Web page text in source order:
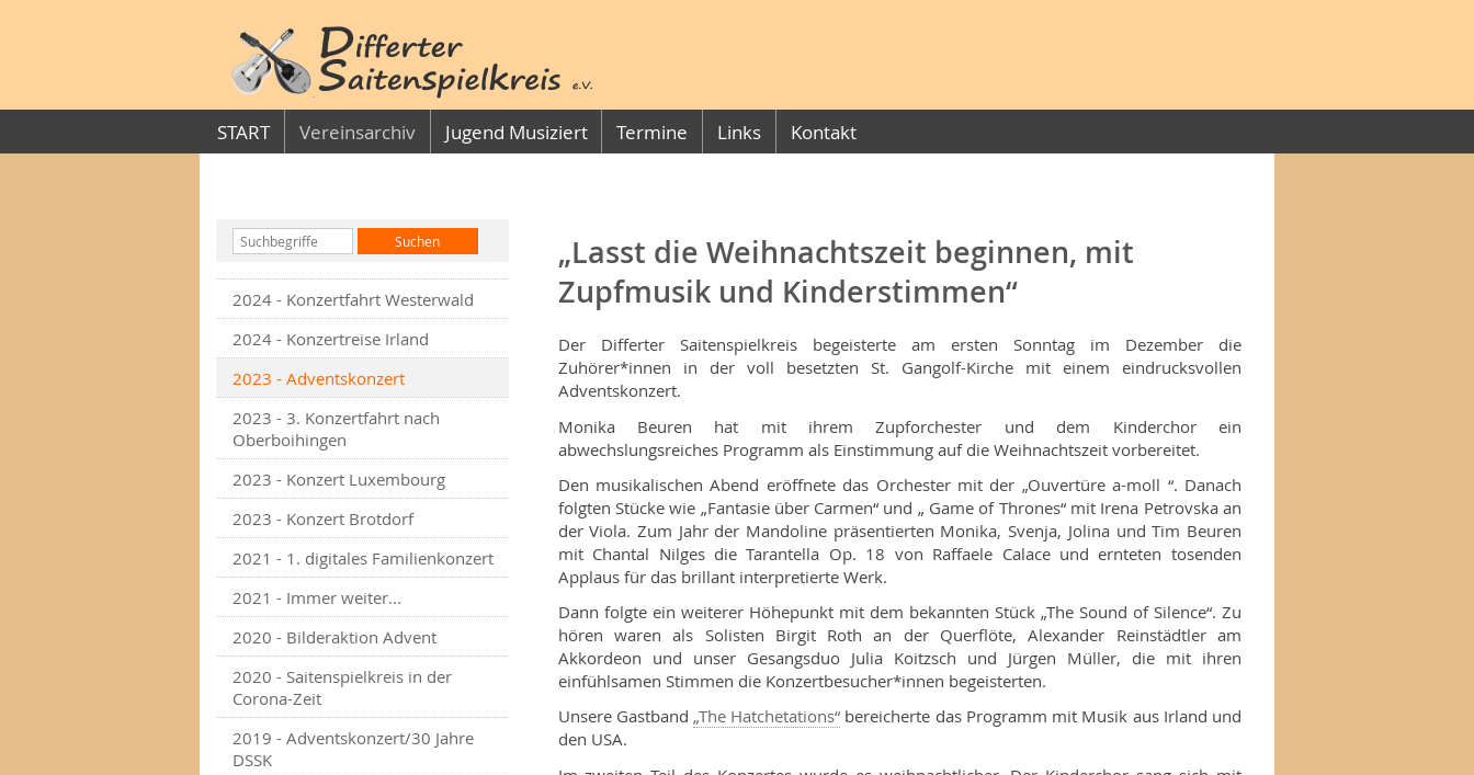
START Vereinsarchiv Jugend Musiziert Termine Links Kontakt
2024 - Konzertfahrt Westerwald
2024 - Konzertreise Irland
2023 - Adventskonzert
2023 - 3. Konzertfahrt nach
Oberboihingen
2023 - Konzert Luxembourg
2023 - Konzert Brotdorf
2021 - 1. digitales Familienkonzert
2021 - Immer weiter...
2020 - Bilderaktion Advent
2020 - Saitenspielkreis in der
Corona-Zeit
2019 - Adventskonzert/30 Jahre
DSSK
„Lasst die Weihnachtszeit beginnen, mit
Zupfmusik und Kinderstimmen“
Der Differter Saitenspielkreis begeisterte am ersten Sonntag im Dezember die
Zuhörer*innen in der voll besetzten St. Gangolf-Kirche mit einem eindrucksvollen
Adventskonzert.
Monika Beuren hat mit ihrem Zupforchester und dem Kinderchor ein
abwechslungsreiches Programm als Einstimmung auf die Weihnachtszeit vorbereitet.
Den musikalischen Abend eröffnete das Orchester mit der „Ouvertüre a-moll “. Danach
folgten Stücke wie „Fantasie über Carmen“ und „ Game of Thrones“ mit Irena Petrovska an
der Viola. Zum Jahr der Mandoline präsentierten Monika, Svenja, Jolina und Tim Beuren
mit Chantal Nilges die Tarantella Op. 18 von Raffaele Calace und ernteten tosenden
Applaus für das brillant interpretierte Werk.
Dann folgte ein weiterer Höhepunkt mit dem bekannten Stück „The Sound of Silence“. Zu
hören waren als Solisten Birgit Roth an der Querflöte, Alexander Reinstädtler am
Akkordeon und unser Gesangsduo Julia Koitzsch und Jürgen Müller, die mit ihren
einfühlsamen Stimmen die Konzertbesucher*innen begeisterten.
Unsere Gastband„The Hatchetations“ bereicherte das Programm mit Musik aus Irland und
den USA.